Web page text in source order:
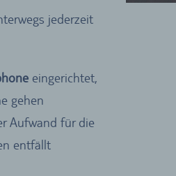
jederzeit
eingerichtet,
gehen
Aufwand für die
entfällt